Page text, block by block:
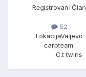
Registrovani Član
52
LokacijaValjevo
carpteam:
C.t twins